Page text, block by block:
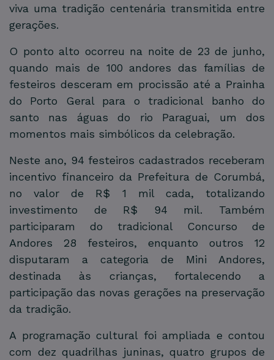
viva uma tradição centenária transmitida entre
gerações.
O ponto alto ocorreu na noite de 23 de junho,
quando mais de 100 andores das famílias de
festeiros desceram em procissão até a Prainha
do Porto Geral para o tradicional banho do
santo nas águas do rio Paraguai, um dos
momentos mais simbólicos da celebração.
Neste ano, 94 festeiros cadastrados receberam
incentivo financeiro da Prefeitura de Corumbá,
no valor de R$ 1 mil cada, totalizando
investimento de R$ 94 mil. Também
participaram do tradicional Concurso de
Andores 28 festeiros, enquanto outros 12
disputaram a categoria de Mini Andores,
destinada às crianças, fortalecendo a
participação das novas gerações na preservação
da tradição.
A programação cultural foi ampliada e contou
com dez quadrilhas juninas, quatro grupos de